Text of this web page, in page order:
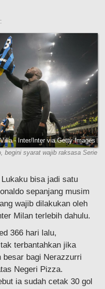
- Inter/Inter via Getty Images
begini syarat wajib raksasa Serie
bisa jadi satu
sepanjang musim
wajib dilakukan oleh
Milan terlebih dahulu.
366 hari lalu,
terbantahkan jika
besar bagi Nerazzurri
Negeri Pizza.
ia sudah cetak 30 gol